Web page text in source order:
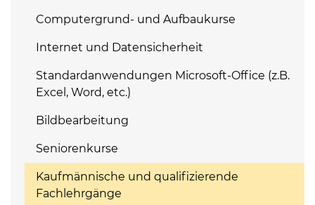
Computergrund- und Aufbaukurse
Internet und Datensicherheit
Standardanwendungen Microsoft-Office (z.B.
Excel, Word, etc.)
Bildbearbeitung
Seniorenkurse
Kaufmännische und qualifizierende
Fachlehrgänge